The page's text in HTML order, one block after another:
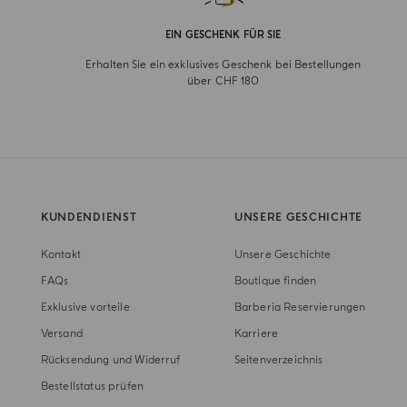
EIN GESCHENK FÜR SIE
Erhalten Sie ein exklusives Geschenk bei Bestellungen
über CHF 180
KUNDENDIENST
Kontakt
FAQs
Exklusive vorteile
Versand
Rücksendung und Widerruf
Bestellstatus prüfen
UNSERE GESCHICHTE
Unsere Geschichte
Boutique finden
Barberia Reservierungen
Karriere
Seitenverzeichnis